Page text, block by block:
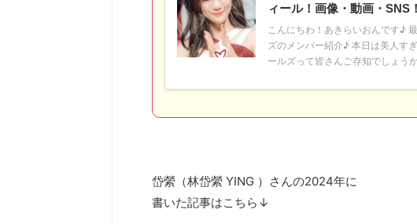
ィール！画像・動画・SNS！
こんにちわ！あきらいおんです♪
ズのメンバー紹介♪ 本日は美人す
ールズって皆さんご存知でしょう
岱縈（林岱縈 YING ）さんの2024年に
書いた記事はこちら↓